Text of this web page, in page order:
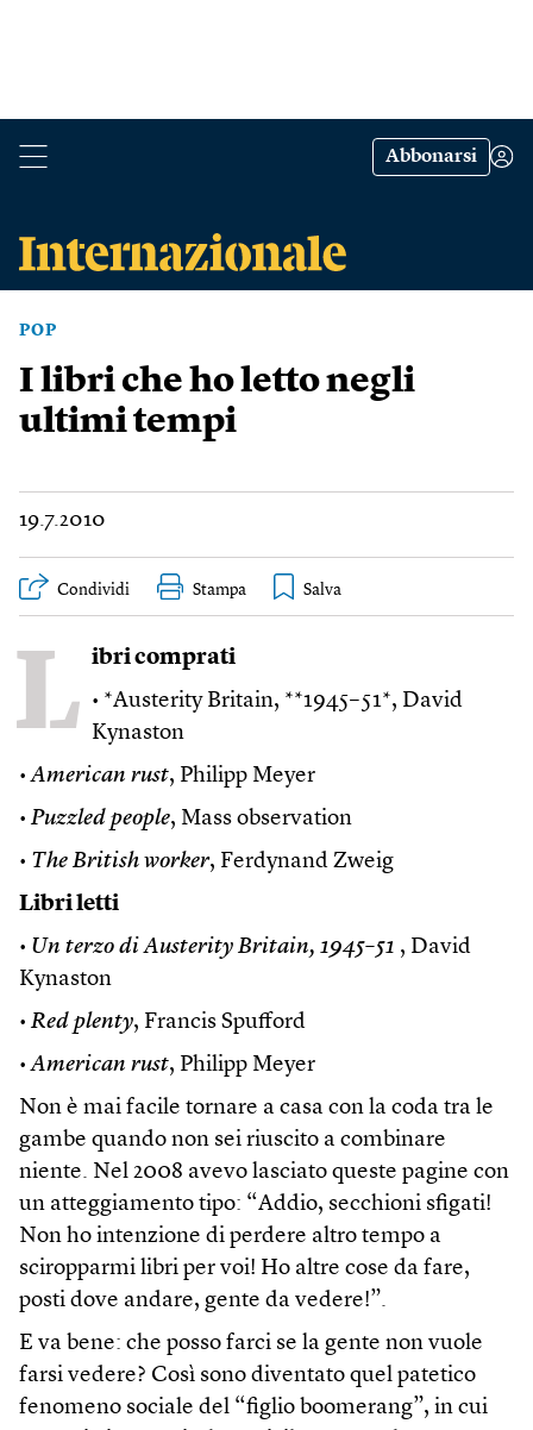
Abbonarsi
POP
I libri che ho letto negli
ultimi tempi
19.7.2010
Condividi Stampa
L ibri comprati
• *Austerity Britain, **1945–51*, David
Kynaston
•American rust, Philipp Meyer
• Puzzled people, Mass observation
• The British worker, Ferdynand Zweig
Libri letti
• Un terzo di Austerity Britain, 1945–51 , David
Kynaston
• Red plenty, Francis Spufford
•American rust, Philipp Meyer
Non è mai facile tornare a casa con la coda tra le
gambe quando non sei riuscito a combinare
niente. Nel 2008 avevo lasciato queste pagine con
un atteggiamento tipo: “Addio, secchioni sfigati!
Non ho intenzione di perdere altro tempo a
sciropparmi libri per voi! Ho altre cose da fare,
posti dove andare, gente da vedere!”.
E va bene: che posso farci se la gente non vuole
farsi vedere? Così sono diventato quel patetico
fenomeno sociale del “figlio boomerang”, in cui